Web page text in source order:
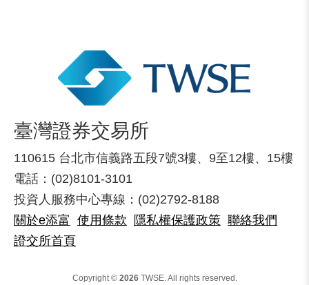
臺灣證券交易所
110615 台北市信義路五段7號3樓、9至12樓、15樓
電話：(02)8101-3101
投資人服務中心專線：(02)2792-8188
關於e添富 使用條款 隱私權保護政策 聯絡我們
證交所首頁
Copyright © 2026TWSE. All rights reserved.